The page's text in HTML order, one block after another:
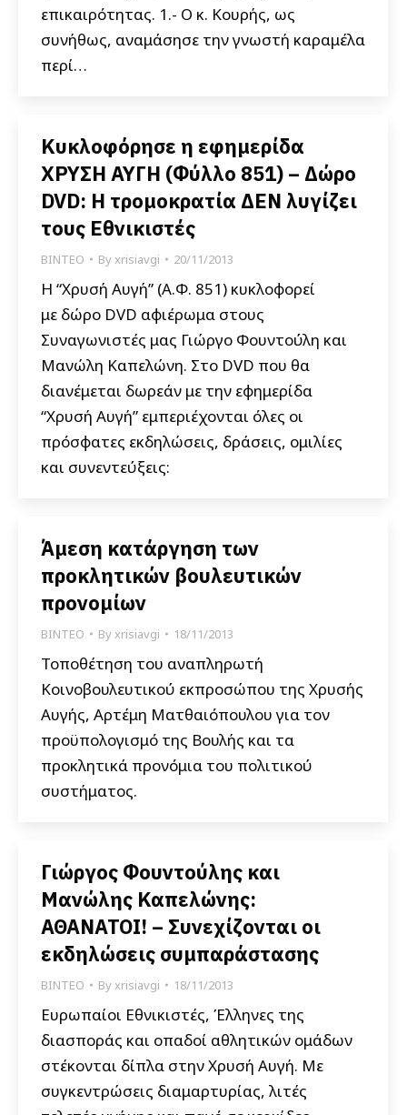
επικαιρότητας. 1.- O κ. Κουρής, ως
συνήθως, αναμάσησε την γνωστή καραμέλα
περί…
Κυκλοφόρησε η εφημερίδα
ΧΡΥΣΗ ΑΥΓΗ (Φύλλο 851) – Δώρο
DVD: Η τρομοκρατία ΔΕΝ λυγίζει
τους Εθνικιστές
ΒΙΝΤΕΟ Byxrisiavgi 20/11/2013
Η “Χρυσή Αυγή” (Α.Φ. 851) κυκλοφορεί
με δώρο DVD αφιέρωμα στους
Συναγωνιστές μας Γιώργο Φουντούλη και
Μανώλη Καπελώνη. Στο DVD που θα
διανέμεται δωρεάν με την εφημερίδα
“Χρυσή Αυγή” εμπεριέχονται όλες οι
πρόσφατες εκδηλώσεις, δράσεις, ομιλίες
και συνεντεύξεις:
Άμεση κατάργηση των
προκλητικών βουλευτικών
προνομίων
ΒΙΝΤΕΟ Byxrisiavgi 18/11/2013
Τοποθέτηση του αναπληρωτή
Κοινοβουλευτικού εκπροσώπου της Χρυσής
Αυγής, Αρτέμη Ματθαιόπουλου για τον
προϋπολογισμό της Βουλής και τα
προκλητικά προνόμια του πολιτικού
συστήματος.
Γιώργος Φουντούλης και
Μανώλης Καπελώνης:
ΑΘΑΝΑΤΟΙ! – Συνεχίζονται οι
εκδηλώσεις συμπαράστασης
ΒΙΝΤΕΟ Byxrisiavgi 18/11/2013
Ευρωπαίοι Εθνικιστές, Έλληνες της
διασποράς και οπαδοί αθλητικών ομάδων
στέκονται δίπλα στην Χρυσή Αυγή. Με
συγκεντρώσεις διαμαρτυρίας, λιτές